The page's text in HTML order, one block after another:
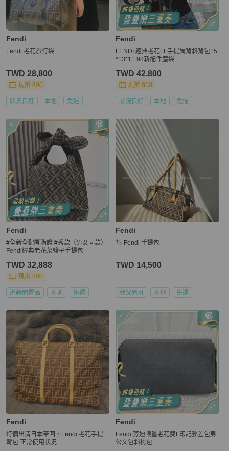
Fendi
Fendi 老花旅行袋
TWD 28,800
現折 800
狀況良好 本地 免運
Fendi
FENDI 經典老花FF手提肩背斜背包15
*13*11 98新配件塵袋
TWD 42,800
現折 800
狀況良好 本地 免運
Fendi
#全新全配🈶購證 #秀款（男女同款）
Fendi經典老花菜籃子手提包
TWD 32,888
現折 800
近新閒置品 本地 免運
Fendi
🏷️ Fendi 手提包
TWD 14,500
狀況尚可 本地 免運
Fendi
特價出清日本帶回，Fendi 老花手提
背包 正常使用狀況
Fendi
Fendi 芬迪限量老花雙F印記郵差包男
公文包斜挎包